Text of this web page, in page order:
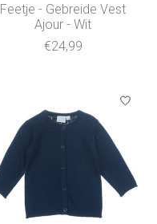
Feetje - Gebreide Vest
Ajour - Wit
€24,99